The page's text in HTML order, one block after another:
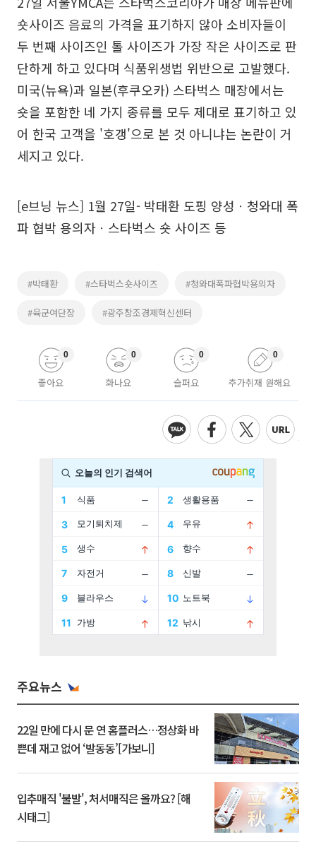
숏사이즈 음료의 가격을 표기하지 않아 소비자들이
두 번째 사이즈인 톨 사이즈가 가장 작은 사이즈로 판
단하게 하고 있다며 식품위생법 위반으로 고발했다.
미국(뉴욕)과 일본(후쿠오카) 스타벅스 매장에서는
숏을 포함한 네 가지 종류를 모두 제대로 표기하고 있
어 한국 고객을 '호갱'으로 본 것 아니냐는 논란이 거
세지고 있다.
[e브닝 뉴스] 1월 27일- 박태환 도핑 양성ㆍ청와대 폭
파 협박 용의자ㆍ스타벅스 숏 사이즈 등
#박태환 #스타벅스숏사이즈 #청와대폭파협박용의자
#육군여단장 #광주창조경제혁신센터
좋아요
0
화나요
0
슬퍼요
0
추가취재 원해요
0
주요뉴스
22일 만에 다시 문 연 홈플러스…정상화 바
쁜데 재고 없어 ‘발동동’[가보니]
입추매직 '불발', 처서매직은 올까요? [해
시태그]